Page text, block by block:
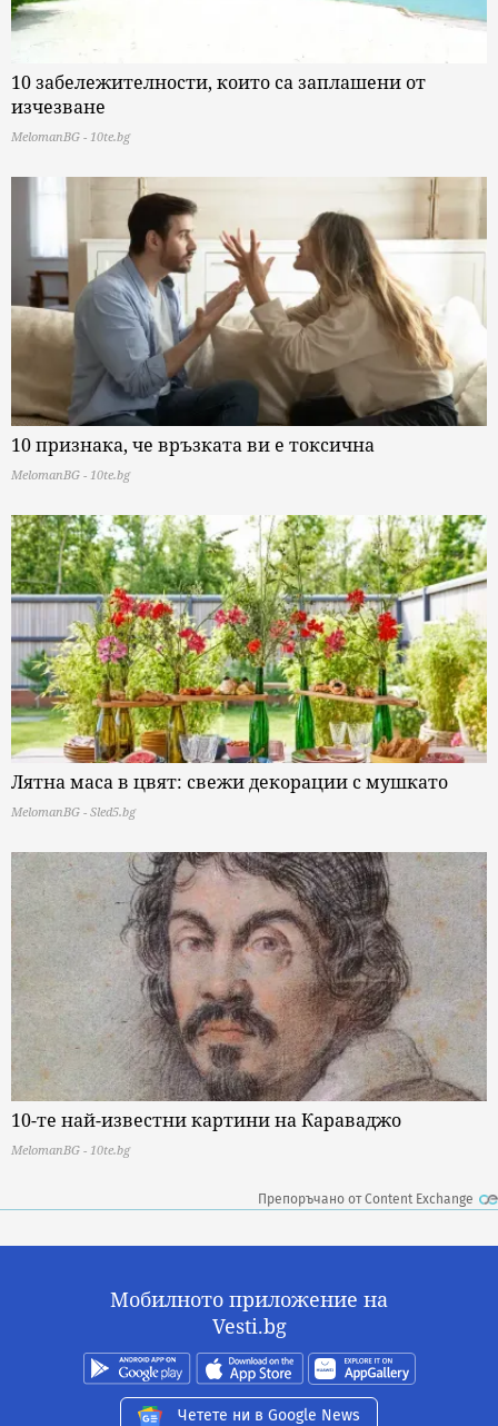
10 забележителности, които са заплашени от
изчезване
MelomanBG - 10te.bg
10 признака, че връзката ви е токсична
MelomanBG - 10te.bg
Лятна маса в цвят: свежи декорации с мушкато
MelomanBG - Sled5.bg
10-те най-известни картини на Караваджо
MelomanBG - 10te.bg
Препоръчано от Content Exchange
Мобилното приложение на
Vesti.bg
Четете ни в Google News